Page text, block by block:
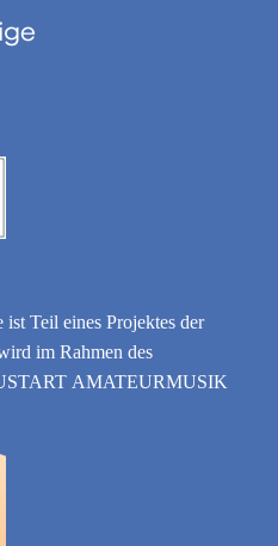
Teil eines Projektes der
im Rahmen des
AMATEURMUSIK